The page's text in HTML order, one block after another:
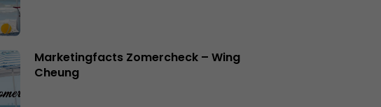
Marketingfacts Zomercheck – Wing
Cheung